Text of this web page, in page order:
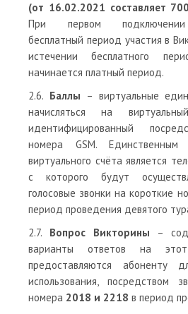
(от 16.02.2021 составляет
При первом подключении
бесплатный период участия в
истечении бесплатного
начинается платный период.
2.6. Баллы – виртуальные
начисляться на
идентифицированный
номера GSM. Единственным
виртуального счёта является
с которого будут
голосовые звонки на короткие
период проведения девятого
2.7. Вопрос Викторины –
варианты ответов на
предоставляются абоненту
использования, посредством
номера 2018 и 2218 в период